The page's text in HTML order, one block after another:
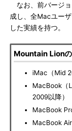
なお、前バージョ
成し、全Macユー
した実績を持つ。
Mountain Lion
iMac（Mid
MacBook（
2009以降）
MacBook
MacBook